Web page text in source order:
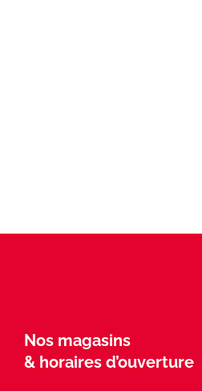
Nos magasins
& horaires d’ouverture